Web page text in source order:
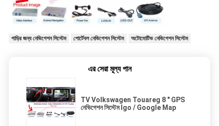
গাড়ির জন্য নেভিগেশন সিস্টেম পোর্টেবল নেভিগেশন সিস্টেম অটোমোটিভ নেভিগেশন সিস্টেম
এর সেরা মূল্য পান
TV Volkswagen Touareg 8 " GPS
নেভিগেশন সিস্টেম Igo / Google Map